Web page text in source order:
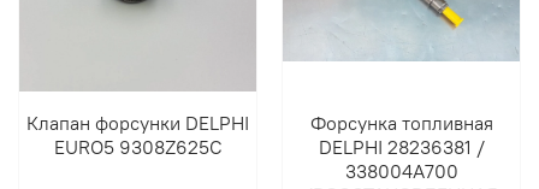
Клапан форсунки DELPHI
EURO5 9308Z625C
Форсунка топливная
DELPHI 28236381 /
338004A700